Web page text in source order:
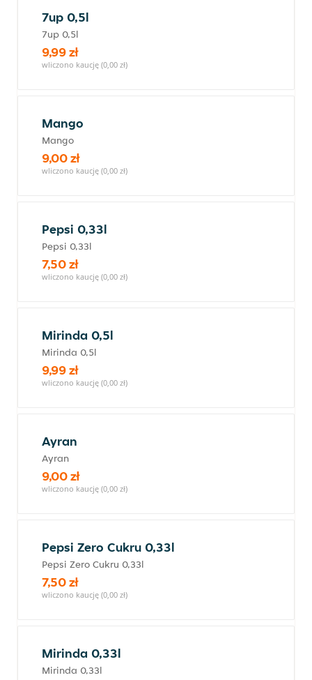
7up 0,5l
7up 0,5l
9,99 zł
wliczono kaucję (0,00 zł)
Mango
Mango
9,00 zł
wliczono kaucję (0,00 zł)
Pepsi 0,33l
Pepsi 0,33l
7,50 zł
wliczono kaucję (0,00 zł)
Mirinda 0,5l
Mirinda 0,5l
9,99 zł
wliczono kaucję (0,00 zł)
Ayran
Ayran
9,00 zł
wliczono kaucję (0,00 zł)
Pepsi Zero Cukru 0,33l
Pepsi Zero Cukru 0,33l
7,50 zł
wliczono kaucję (0,00 zł)
Mirinda 0,33l
Mirinda 0,33l